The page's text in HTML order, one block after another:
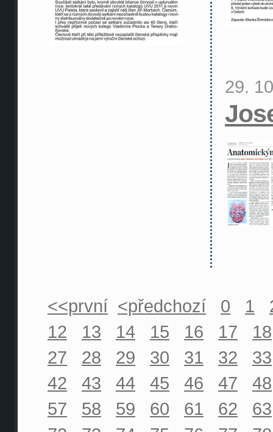
29.
<<první <předchozí 0 1
12
13 14 15 16 17
18
27
28 29 30 31 32
33
42
43 44 45 46 47
48
57
58 59 60 61 62
63